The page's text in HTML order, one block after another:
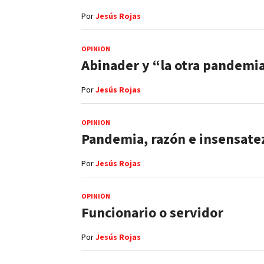
PorJesús Rojas
OPINIÓN
Abinader y “la otra
PorJesús Rojas
OPINIÓN
Pandemia, razón e
PorJesús Rojas
OPINIÓN
Funcionario o servidor
PorJesús Rojas